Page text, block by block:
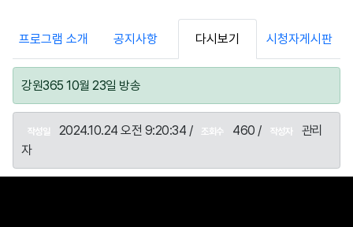
프로그램 소개 공지사항 다시보기 시청자게시판
강원365 10월 23일 방송
작성일 2024.10.24 오전 9:20:34 / 조회수 460 / 작성자
관리
자